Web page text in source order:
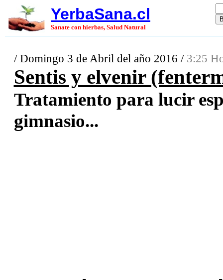
YerbaSana.cl
Sanate con hierbas, Salud Natural
/ Domingo 3 de Abril del año 2016 / 3:25
Sentis y elvenir
Tratamiento para lucir
gimnasio...